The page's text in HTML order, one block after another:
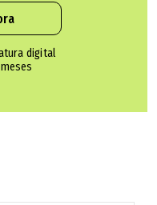
ponto indicado, Antônio
O corpo foi levado até
digital